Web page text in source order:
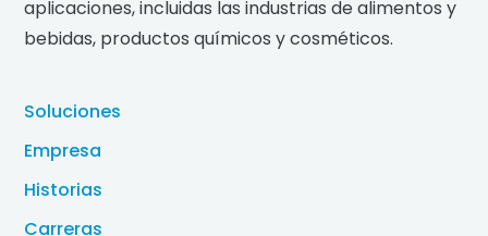
aplicaciones, incluidas las industrias de alimentos y
bebidas, productos químicos y cosméticos.
Soluciones
Empresa
Historias
Carreras